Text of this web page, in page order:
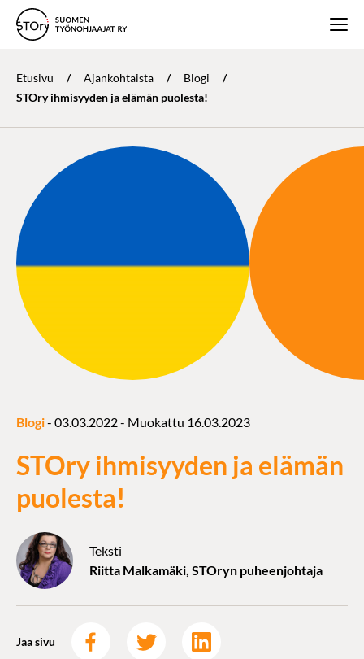
Etusivu / Ajankohtaista / Blogi
/
STOry ihmisyyden ja elämän puolesta!
Blogi- 03.03.2022- Muokattu 16.03.2023
STOry ihmisyyden ja elämän
puolesta!
Teksti
Riitta Malkamäki, STOryn puheenjohtaja
Jaa sivu